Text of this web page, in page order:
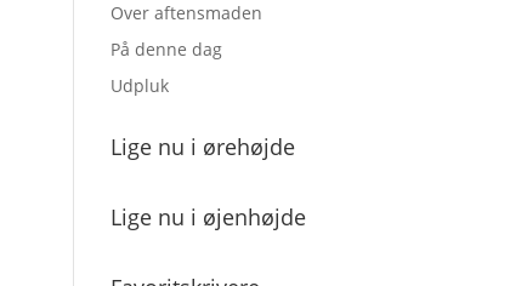
Over aftensmaden
På denne dag
Udpluk
Lige nu i ørehøjde
Lige nu i øjenhøjde